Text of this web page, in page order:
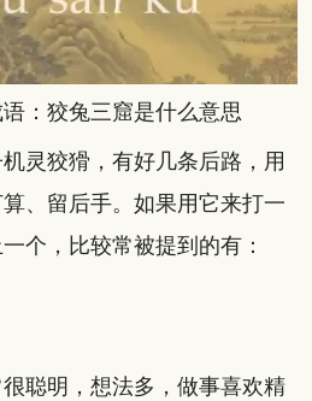
：狡兔三窟是什么意思
灵狡猾，有好几条后路，用
、留后手。如果用它来打一
个，比较常被提到的有：
聪明，想法多，做事喜欢精